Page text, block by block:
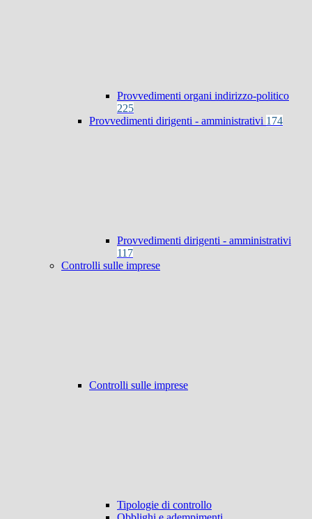
Provvedimenti organi indirizzo-politico
225
Provvedimenti dirigenti - amministrativi 174
Provvedimenti dirigenti - amministrativi
117
Controlli sulle imprese
Controlli sulle imprese
Tipologie di controllo